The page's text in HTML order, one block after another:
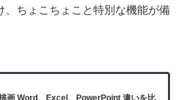
、ちょこちょこと特別な機能が備
画 Word、Excel、PowerPoint 違いを比